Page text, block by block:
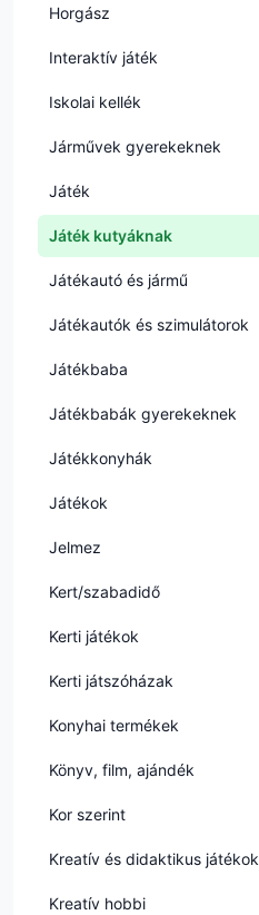
Horgász
Interaktív játék
Iskolai kellék
Járművek gyerekeknek
Játék
Játék kutyáknak
Játékautó és jármű
Játékautók és szimulátorok
Játékbaba
Játékbabák gyerekeknek
Játékkonyhák
Játékok
Jelmez
Kert/szabadidő
Kerti játékok
Kerti játszóházak
Konyhai termékek
Könyv, film, ajándék
Kor szerint
Kreatív és didaktikus játékok
Kreatív hobbi